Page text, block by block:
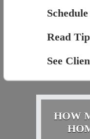
Read
See
HOW